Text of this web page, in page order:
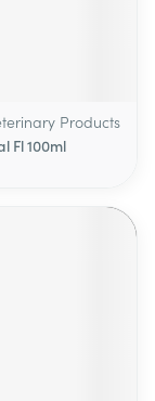
Products
Fl 100ml